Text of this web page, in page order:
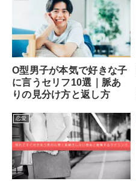
O型男子が本気で好きな子
に言うセリフ10選｜脈あ
りの見分け方と返し方
恋愛